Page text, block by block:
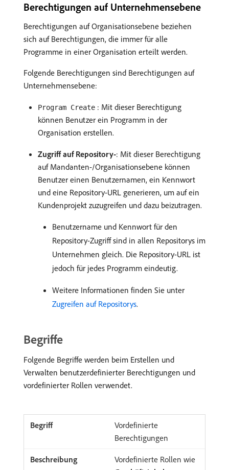
Berechtigungen auf Unternehmensebene
Berechtigungen auf Organisationsebene beziehen
sich auf Berechtigungen, die immer für alle
Programme in einer Organisation erteilt werden.
Folgende Berechtigungen sind Berechtigungen auf
Unternehmensebene:
Program Create : Mit dieser Berechtigung
können Benutzer ein Programm in der
Organisation erstellen.
Zugriff auf Repository-: Mit dieser Berechtigung
auf Mandanten-/Organisationsebene können
Benutzer einen Benutzernamen, ein Kennwort
und eine Repository-URL generieren, um auf ein
Kundenprojekt zuzugreifen und dazu beizutragen.
Benutzername und Kennwort für den
Repository-Zugriff sind in allen Repositorys im
Unternehmen gleich. Die Repository-URL ist
jedoch für jedes Programm eindeutig.
Weitere Informationen finden Sie unter
Zugreifen auf Repositorys.
Begriffe
Folgende Begriffe werden beim Erstellen und
Verwalten benutzerdefinierter Berechtigungen und
vordefinierter Rollen verwendet.
Vordefinierte
Berechtigungen
Vordefinierte Rollen wie